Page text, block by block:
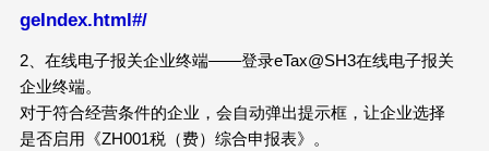
geIndex.html#/
2、在线电子报关企业终端——登录eTax@SH3在线电子报关
企业终端。
对于符合经营条件的企业，会自动弹出提示框，让企业选择
是否启用《ZH001税（费）综合申报表》。